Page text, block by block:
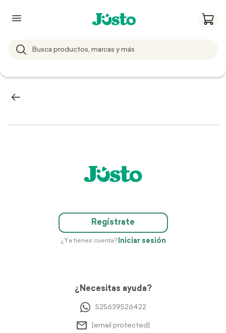
Regístrate
¿Ya tienes cuenta? Iniciar sesión
¿Necesitas ayuda?
525639526422
[email protected]